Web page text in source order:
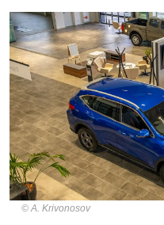
A. Krivonosov